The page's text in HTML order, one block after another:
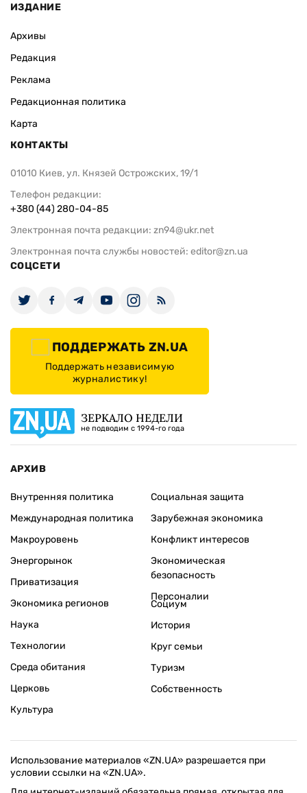
ИЗДАНИЕ
Архивы
Редакция
Реклама
Редакционная политика
Карта
КОНТАКТЫ
01010 Киев, ул. Князей Острожских, 19/1
Телефон редакции:
+380 (44) 280-04-85
Электронная почта редакции: zn94@ukr.net
Электронная почта службы новостей: editor@zn.ua
СОЦСЕТИ
ПОДДЕРЖАТЬ ZN.UA
Поддержать независимую
журналистику!
ЗЕРКАЛО НЕДЕЛИ
не подводим с 1994-го года
АРХИВ
Внутренняя политика
Международная политика
Макроуровень
Энергорынок
Приватизация
Экономика регионов
Социальная защита
Зарубежная экономика
Конфликт интересов
Экономическая
безопасность
Персоналии
Наука
Технологии
Среда обитания
Церковь
Культура
Социум
История
Круг семьи
Туризм
Собственность
Использование материалов «ZN.UA» разрешается при
условии ссылки на «ZN.UA».